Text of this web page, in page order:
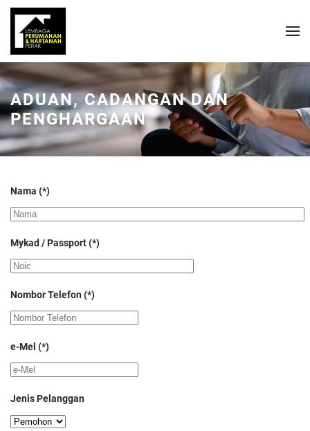
ADUAN, CADANGAN DAN
PENGHARGAAN
Nama (*)
Mykad / Passport(*)
Nombor Telefon(*)
e-Mel (*)
Jenis Pelanggan